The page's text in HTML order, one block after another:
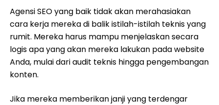
Agensi SEO yang baik tidak akan merahasiakan
cara kerja mereka di balik istilah-istilah teknis yang
rumit. Mereka harus mampu menjelaskan secara
logis apa yang akan mereka lakukan pada website
Anda, mulai dari audit teknis hingga pengembangan
konten.
Jika mereka memberikan janji yang terdengar